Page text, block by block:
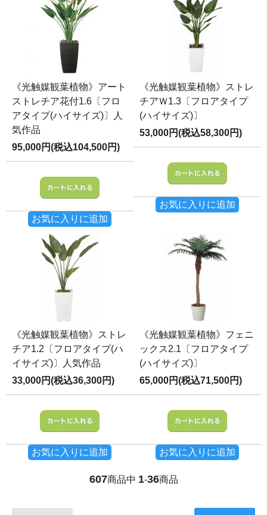
《光触媒観葉植物》アート
ストレチア花付1.6〔フロ
アタイプ(ハイサイズ)〕人
気作品
95,000円(税込104,500円)
お気に入りに追加
《光触媒観葉植物》ストレ
チアＷ1.3〔フロアタイプ
(ハイサイズ)〕
53,000円(税込58,300円)
お気に入りに追加
《光触媒観葉植物》ストレ
チア1.2〔フロアタイプ(ハ
イサイズ)〕人気作品
33,000円(税込36,300円)
お気に入りに追加
《光触媒観葉植物》フェニ
ックス2.1〔フロアタイプ
(ハイサイズ)〕
65,000円(税込71,500円)
お気に入りに追加
607商品中 1-36商品